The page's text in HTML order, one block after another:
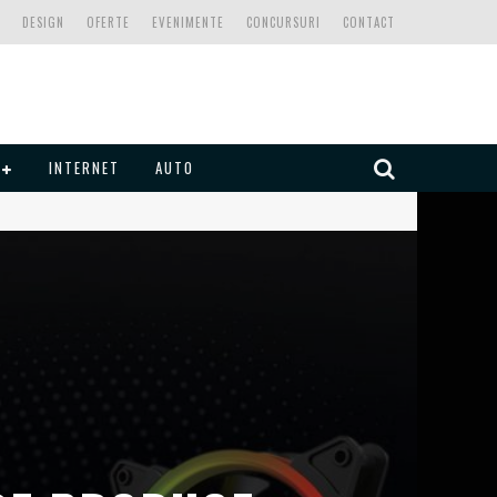
CONTACT
CONCURSURI
EVENIMENTE
OFERTE
DESIGN
INTERNET AUTO